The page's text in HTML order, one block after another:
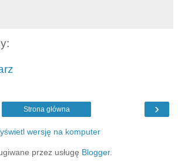
›
Strona główna
wersję na komputer
przez usługę Blogger.